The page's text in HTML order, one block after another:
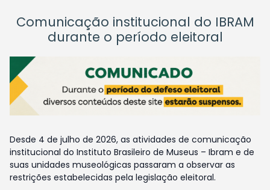
Comunicação institucional do IBRAM
durante o período eleitoral
Desde 4 de julho de 2026, as atividades de comunicação
institucional do Instituto Brasileiro de Museus – Ibram e de
suas unidades museológicas passaram a observar as
restrições estabelecidas pela legislação eleitoral.